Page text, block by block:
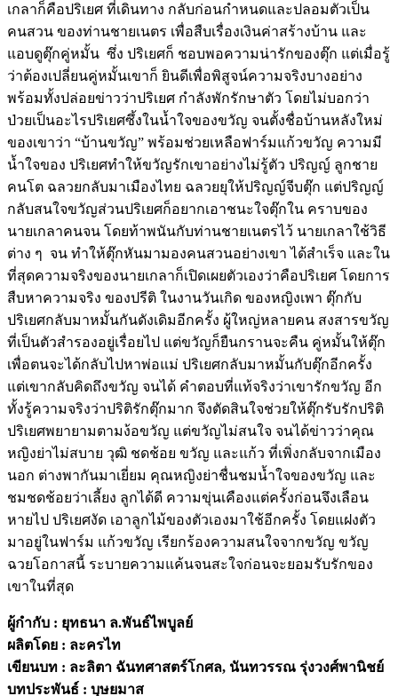
เกลาก็คือปริเยศ ที่เดินทาง กลับก่อนกำหนดและปลอมตัวเป็น
คนสวน ของท่านชายเนตร เพื่อสืบเรื่องเงินค่าสร้างบ้าน และ
แอบดูตุ๊กคู่หมั้น ซึ่ง ปริเยศก็ ชอบพอความน่ารักของตุ๊ก แต่เมื่อรู้
ว่าต้องเปลี่ยนคู่หมั้นเขาก็ ยินดีเพื่อพิสูจน์ความจริงบางอย่าง
พร้อมทั้งปล่อยข่าวว่าปริเยศ กำลังพักรักษาตัว โดยไม่บอกว่า
ป่วยเป็นอะไรปริเยศซึ้งในน้ำใจของขวัญ จนตั้งชื่อบ้านหลังใหม่
ของเขาว่า “บ้านขวัญ” พร้อมช่วยเหลือฟาร์มแก้วขวัญ ความมี
น้ำใจของ ปริเยศทำให้ขวัญรักเขาอย่างไม่รู้ตัว ปริญญ์ ลูกชาย
คนโต ฉลวยกลับมาเมืองไทย ฉลวยยุให้ปริญญ์จีบตุ๊ก แต่ปริญญ์
กลับสนใจขวัญส่วนปริเยศก็อยากเอาชนะใจตุ๊กใน คราบของ
นายเกลาคนจน โดยท้าพนันกับท่านชายเนตรไว้ นายเกลาใช้วิธี
ต่าง ๆ จน ทำให้ตุ๊กหันมามองคนสวนอย่างเขา ได้สำเร็จ และใน
ที่สุดความจริงของนายเกลาก็เปิดเผยตัวเองว่าคือปริเยศ โดยการ
สืบหาความจริง ของปรีติ ในงานวันเกิด ของหญิงเพา ตุ๊กกับ
ปริเยศกลับมาหมั้นกันดังเดิมอีกครั้ง ผู้ใหญ่หลายคน สงสารขวัญ
ที่เป็นตัวสำรองอยู่เรื่อยไป แต่ขวัญก็ยืนกรานจะคืน คู่หมั้นให้ตุ๊ก
เพื่อตนจะได้กลับไปหาพ่อแม่ ปริเยศกลับมาหมั้นกับตุ๊กอีกครั้ง
แต่เขากลับคิดถึงขวัญ จนได้ คำตอบที่แท้จริงว่าเขารักขวัญ อีก
ทั้งรู้ความจริงว่าปริติรักตุ๊กมาก จึงตัดสินใจช่วยให้ตุ๊กรับรักปริติ
ปริเยศพยายามตามง้อขวัญ แต่ขวัญไม่สนใจ จนได้ข่าวว่าคุณ
หญิงย่าไม่สบาย วุฒิ ชดช้อย ขวัญ และแก้ว ที่เพิ่งกลับจากเมือง
นอก ต่างพากันมาเยี่ยม คุณหญิงย่าชื่นชมน้ำใจของขวัญ และ
ชมชดช้อยว่าเลี้ยง ลูกได้ดี ความขุ่นเคืองแต่ครั้งก่อนจึงเลือน
หายไป ปริเยศงัด เอาลูกไม้ของตัวเองมาใช้อีกครั้ง โดยแฝงตัว
มาอยู่ในฟาร์ม แก้วขวัญ เรียกร้องความสนใจจากขวัญ ขวัญ
ฉวยโอกาสนี้ ระบายความแค้นจนสะใจก่อนจะยอมรับรักของ
เขาในที่สุด
ผู้กำกับ : ยุทธนา ล.พันธ์ไพบูลย์
ผลิตโดย : ละครไท
เขียนบท : ละลิตา ฉันทศาสตร์โกศล, นันทวรรณ รุ่งวงศ์พานิชย์
บทประพันธ์ : บุษยมาส